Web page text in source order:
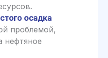
осадка
проблемой,
нефтяное